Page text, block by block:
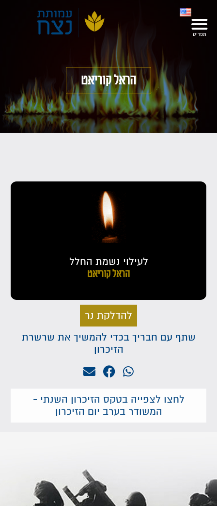
הראל קוריאט
לעילוי נשמת החלל
הראל קוריאט
להדלקת נר
שתף עם חבריך בכדי להמשיך את שרשרת
הזיכרון
לחצו לצפייה בטקס הזיכרון השנתי -
המשודר בערב יום הזיכרון